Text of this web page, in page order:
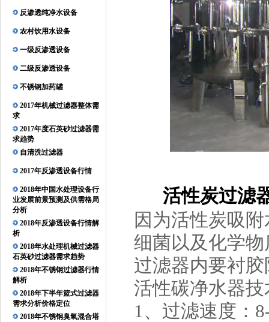
反渗透纯净水设备
农村饮用水设备
一级反渗透设备
二级反渗透设备
不锈钢加药罐
2017年机械过滤器整体需
求
2017年度石英砂过滤器需
求趋势
自清洗过滤器
2017年反渗透设备行情
2018年中国水处理设备行
业发展前景预测及供需格局
分析
2018年反渗透设备行情解
析
2018年水处理机械过滤器
石英砂过滤器需求趋势
2018年不锈钢过滤器行情
解析
2018年下半年篮式过滤器
需求分析价格定位
2018年不锈钢臭氧混合塔
活性炭过滤
因为活性炭吸
细菌以及化学
过滤器内要衬
活性碳净水器
1、过滤速度：